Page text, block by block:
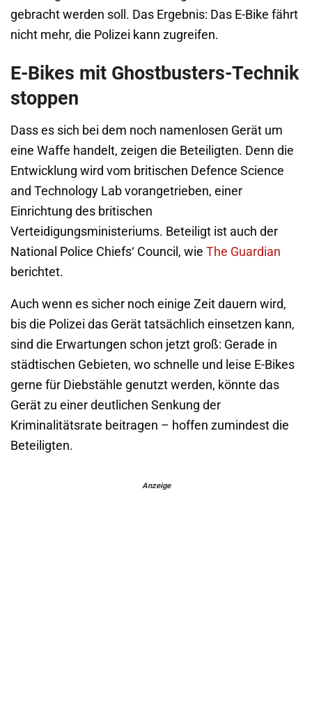
gebracht werden soll. Das Ergebnis: Das E-Bike fährt
nicht mehr, die Polizei kann zugreifen.
E-Bikes mit Ghostbusters-Technik
stoppen
Dass es sich bei dem noch namenlosen Gerät um
eine Waffe handelt, zeigen die Beteiligten. Denn die
Entwicklung wird vom britischen Defence Science
and Technology Lab vorangetrieben, einer
Einrichtung des britischen
Verteidigungsministeriums. Beteiligt ist auch der
National Police Chiefs‘ Council, wie The Guardian
berichtet.
Auch wenn es sicher noch einige Zeit dauern wird,
bis die Polizei das Gerät tatsächlich einsetzen kann,
sind die Erwartungen schon jetzt groß: Gerade in
städtischen Gebieten, wo schnelle und leise E-Bikes
gerne für Diebstähle genutzt werden, könnte das
Gerät zu einer deutlichen Senkung der
Kriminalitätsrate beitragen – hoffen zumindest die
Beteiligten.
Anzeige